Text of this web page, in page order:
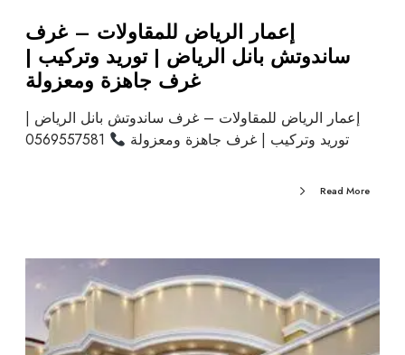
إعمار الرياض للمقاولات – غرف
ساندوتش بانل الرياض | توريد وتركيب |
غرف جاهزة ومعزولة
إعمار الرياض للمقاولات – غرف ساندوتش بانل الرياض |
توريد وتركيب | غرف جاهزة ومعزولة
Read More